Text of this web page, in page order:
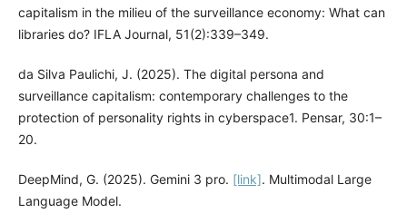
capitalism in the milieu of the surveillance economy: What can
libraries do? IFLA Journal, 51(2):339–349.
da Silva Paulichi, J. (2025). The digital persona and
surveillance capitalism: contemporary challenges to the
protection of personality rights in cyberspace1. Pensar, 30:1–
20.
DeepMind, G. (2025). Gemini 3 pro. [link]. Multimodal Large
Language Model.